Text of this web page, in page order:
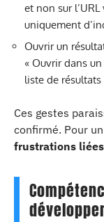
et non sur
uniquement
Ouvrir un
« Ouvrir dans
liste de résultats
Ces gestes
confirmé. Pour
frustrations